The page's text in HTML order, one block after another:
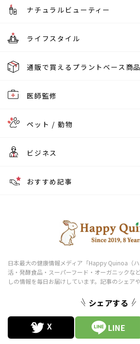
ナチュラルビューティー
ライフスタイル
通販で買えるプラントベース商品
医師監修
ペット / 動物
ビジネス
おすすめ記事
シェアする
LINE